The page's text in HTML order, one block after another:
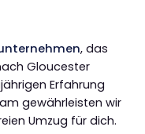
, das
Gloucester
Erfahrung
gewährleisten wir
Umzug für dich.